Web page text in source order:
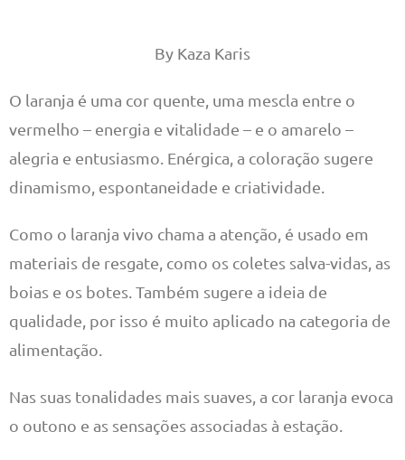
By Kaza Karis
O laranja é uma cor quente, uma mescla entre o
vermelho – energia e vitalidade – e o amarelo –
alegria e entusiasmo. Enérgica, a coloração sugere
dinamismo, espontaneidade e criatividade.
Como o laranja vivo chama a atenção, é usado em
materiais de resgate, como os coletes salva-vidas, as
boias e os botes. Também sugere a ideia de
qualidade, por isso é muito aplicado na categoria de
alimentação.
Nas suas tonalidades mais suaves, a cor laranja evoca
o outono e as sensações associadas à estação.